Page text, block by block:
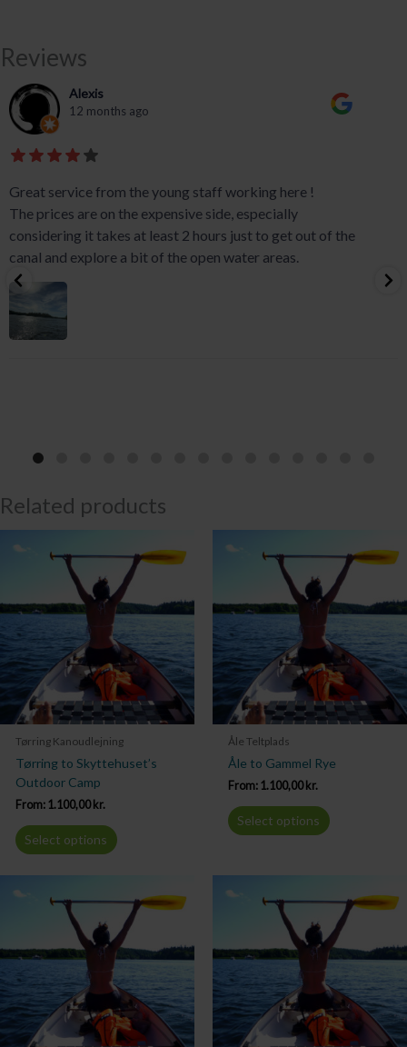
Reviews
Alexis
12 months ago
Great service from the young staff working here !
The prices are on the expensive side, especially
considering it takes at least 2 hours just to get out of the
canal and explore a bit of the open water areas.
Related products
Tørring Kanoudlejning
Tørring to Skyttehuset’s
Outdoor Camp
From: 1.100,00 kr.
Select options
Åle Teltplads
Åle to Gammel Rye
From: 1.100,00 kr.
Select options